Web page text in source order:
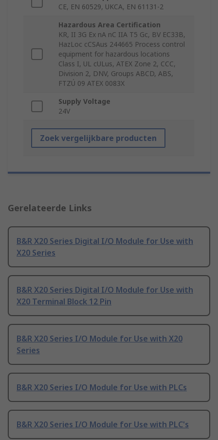
CE, EN 60529, UKCA, EN 61131-2
Hazardous Area Certification
KR, II 3G Ex nA nC IIA T5 Gc, BV EC33B,
HazLoc cCSAus 244665 Process control
equipment for hazardous locations
Class I, UL cULus, ATEX Zone 2, CCC,
Division 2, DNV, Groups ABCD, ABS,
FTZÚ 09 ATEX 0083X
Supply Voltage
24V
Zoek vergelijkbare producten
Gerelateerde Links
B&R X20 Series Digital I/O Module for Use with
X20 Series
B&R X20 Series Digital I/O Module for Use with
X20 Terminal Block 12 Pin
B&R X20 Series I/O Module for Use with X20
Series
B&R X20 Series I/O Module for Use with PLCs
B&R X20 Series I/O Module for Use with PLC's